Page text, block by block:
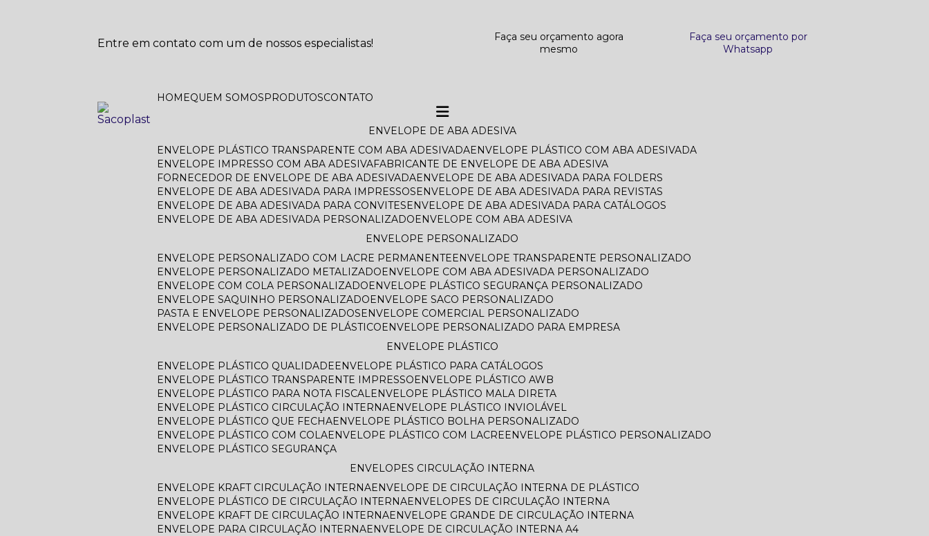
Entre em contato com um de nossos especialistas!
Faça seu orçamento agora
mesmo
Faça seu orçamento por
Whatsapp
HOME QUEM SOMOS PRODUTOS CONTATO
ENVELOPE DE ABA ADESIVA
ENVELOPE PLÁSTICO TRANSPARENTE COM ABA ADESIVADA
ENVELOPE PLÁSTICO COM ABA ADESIVADA
ENVELOPE IMPRESSO COM ABA ADESIVA FABRICANTE DE ENVELOPE DE ABA ADESIVA
FORNECEDOR DE ENVELOPE DE ABA ADESIVADA
ENVELOPE DE ABA ADESIVADA PARA FOLDERS
ENVELOPE DE ABA ADESIVADA PARA IMPRESSOS
ENVELOPE DE ABA ADESIVADA PARA REVISTAS
ENVELOPE DE ABA ADESIVADA PARA CONVITES
ENVELOPE DE ABA ADESIVADA PARA CATÁLOGOS
ENVELOPE DE ABA ADESIVADA PERSONALIZADO
ENVELOPE COM ABA ADESIVA
ENVELOPE PERSONALIZADO
ENVELOPE PERSONALIZADO COM LACRE PERMANENTE
ENVELOPE TRANSPARENTE PERSONALIZADO
ENVELOPE PERSONALIZADO METALIZADO
ENVELOPE COM ABA ADESIVADA PERSONALIZADO
ENVELOPE COM COLA PERSONALIZADO
ENVELOPE PLÁSTICO SEGURANÇA PERSONALIZADO
ENVELOPE SAQUINHO PERSONALIZADO
ENVELOPE SACO PERSONALIZADO
PASTA E ENVELOPE PERSONALIZADOS
ENVELOPE COMERCIAL PERSONALIZADO
ENVELOPE PERSONALIZADO DE PLÁSTICO
ENVELOPE PERSONALIZADO PARA EMPRESA
ENVELOPE PLÁSTICO
ENVELOPE PLÁSTICO QUALIDADE
ENVELOPE PLÁSTICO PARA CATÁLOGOS
ENVELOPE PLÁSTICO TRANSPARENTE IMPRESSO
ENVELOPE PLÁSTICO AWB
ENVELOPE PLÁSTICO PARA NOTA FISCAL
ENVELOPE PLÁSTICO MALA DIRETA
ENVELOPE PLÁSTICO CIRCULAÇÃO INTERNA
ENVELOPE PLÁSTICO INVIOLÁVEL
ENVELOPE PLÁSTICO QUE FECHA
ENVELOPE PLÁSTICO BOLHA PERSONALIZADO
ENVELOPE PLÁSTICO COM COLA
ENVELOPE PLÁSTICO COM LACRE
ENVELOPE PLÁSTICO PERSONALIZADO
ENVELOPE PLÁSTICO SEGURANÇA
ENVELOPES CIRCULAÇÃO INTERNA
ENVELOPE KRAFT CIRCULAÇÃO INTERNA
ENVELOPE DE CIRCULAÇÃO INTERNA DE PLÁSTICO
ENVELOPE PLÁSTICO DE CIRCULAÇÃO INTERNA
ENVELOPES DE CIRCULAÇÃO INTERNA
ENVELOPE KRAFT DE CIRCULAÇÃO INTERNA
ENVELOPE GRANDE DE CIRCULAÇÃO INTERNA
ENVELOPE PARA CIRCULAÇÃO INTERNA
ENVELOPE DE CIRCULAÇÃO INTERNA A4